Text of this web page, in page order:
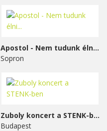
Apostol - Nem tudunk élni...
Sopron
Zuboly koncert a STENK-ben
Budapest